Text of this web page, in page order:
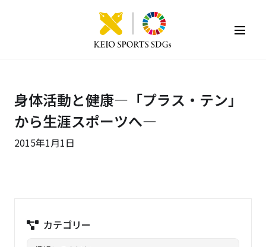
身体活動と健康―「プラス・テン」
から生涯スポーツへ―
2015年1月1日
カテゴリー